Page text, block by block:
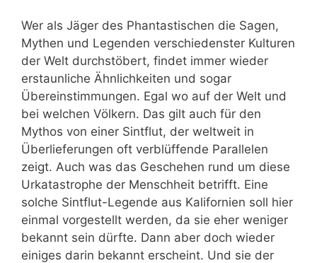
Wer als Jäger des Phantastischen die Sagen,
Mythen und Legenden verschiedenster Kulturen
der Welt durchstöbert, findet immer wieder
erstaunliche Ähnlichkeiten und sogar
Übereinstimmungen. Egal wo auf der Welt und
bei welchen Völkern. Das gilt auch für den
Mythos von einer Sintflut, der weltweit in
Überlieferungen oft verblüffende Parallelen
zeigt. Auch was das Geschehen rund um diese
Urkatastrophe der Menschheit betrifft. Eine
solche Sintflut-Legende aus Kalifornien soll hier
einmal vorgestellt werden, da sie eher weniger
bekannt sein dürfte. Dann aber doch wieder
einiges darin bekannt erscheint. Und sie der